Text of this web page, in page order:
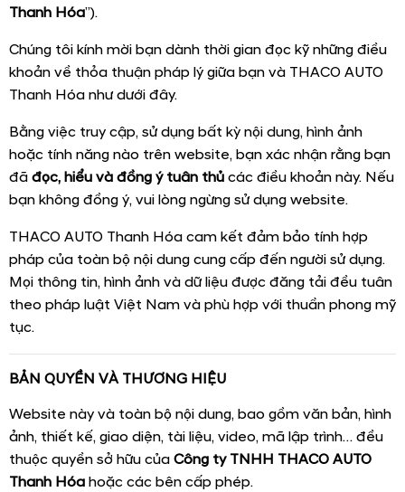
Thanh Hóa”).
Chúng tôi kính mời bạn dành thời gian đọc kỹ những điều
khoản về thỏa thuận pháp lý giữa bạn và THACO AUTO
Thanh Hóa như dưới đây.
Bằng việc truy cập, sử dụng bất kỳ nội dung, hình ảnh
hoặc tính năng nào trên website, bạn xác nhận rằng bạn
đã đọc, hiểu và đồng ý tuân thủ các điều khoản này. Nếu
bạn không đồng ý, vui lòng ngừng sử dụng website.
THACO AUTO Thanh Hóa cam kết đảm bảo tính hợp
pháp của toàn bộ nội dung cung cấp đến người sử dụng.
Mọi thông tin, hình ảnh và dữ liệu được đăng tải đều tuân
theo pháp luật Việt Nam và phù hợp với thuần phong mỹ
tục.
BẢN QUYỀN VÀ THƯƠNG HIỆU
Website này và toàn bộ nội dung, bao gồm văn bản, hình
ảnh, thiết kế, giao diện, tài liệu, video, mã lập trình… đều
thuộc quyền sở hữu của Công ty TNHH THACO AUTO
Thanh Hóa hoặc các bên cấp phép.